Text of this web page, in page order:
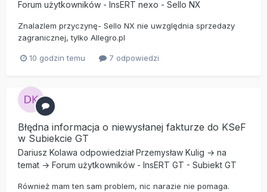
Forum użytkowników - InsERT nexo - Sello NX
Znalazlem przyczynę- Sello NX nie uwzględnia sprzedazy
zagranicznej, tylko Allegro.pl
10 godzin temu 7 odpowiedzi
Błędna informacja o niewysłanej fakturze do KSeF
w Subiekcie GT
Dariusz Kolawa odpowiedziałPrzemysław Kulig → na
temat → Forum użytkowników - InsERT GT - Subiekt GT
Również mam ten sam problem, nic narazie nie pomaga.